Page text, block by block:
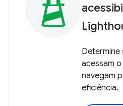
Determine
acessam
navegam
eficiência.